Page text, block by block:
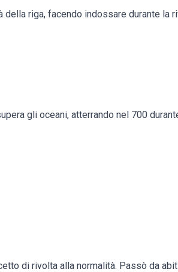
riga, facendo indossare durante la
gli oceani, atterrando nel 700
di rivolta alla normalità. Passò da